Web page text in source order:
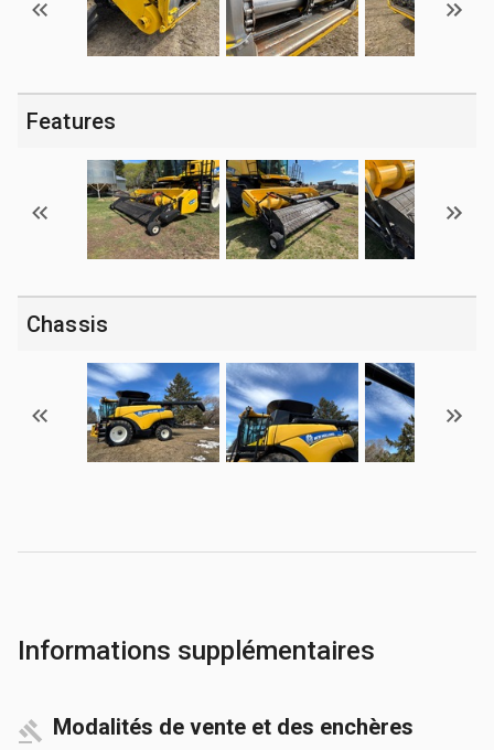
Features
Chassis
Informations supplémentaires
Modalités de vente et des enchères